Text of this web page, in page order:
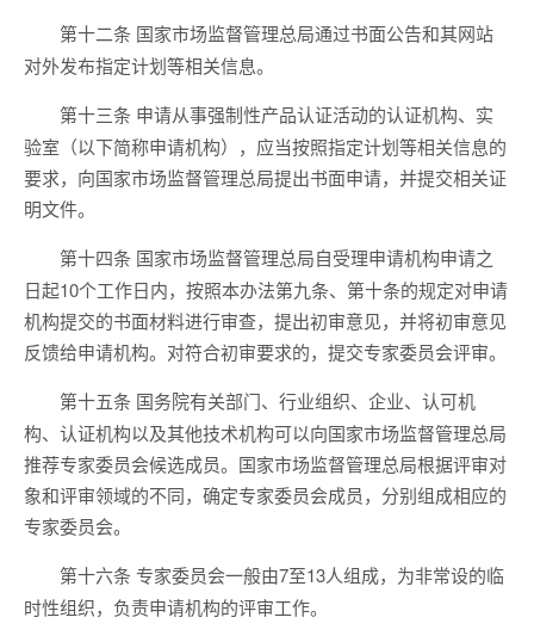
第十二条 国家市场监督管理总局通过书面公告和其网站
对外发布指定计划等相关信息。
第十三条 申请从事强制性产品认证活动的认证机构、实
验室（以下简称申请机构），应当按照指定计划等相关信息的
要求，向国家市场监督管理总局提出书面申请，并提交相关证
明文件。
第十四条 国家市场监督管理总局自受理申请机构申请之
日起10个工作日内，按照本办法第九条、第十条的规定对申请
机构提交的书面材料进行审查，提出初审意见，并将初审意见
反馈给申请机构。对符合初审要求的，提交专家委员会评审。
第十五条 国务院有关部门、行业组织、企业、认可机
构、认证机构以及其他技术机构可以向国家市场监督管理总局
推荐专家委员会候选成员。国家市场监督管理总局根据评审对
象和评审领域的不同，确定专家委员会成员，分别组成相应的
专家委员会。
第十六条 专家委员会一般由7至13人组成，为非常设的临
时性组织，负责申请机构的评审工作。